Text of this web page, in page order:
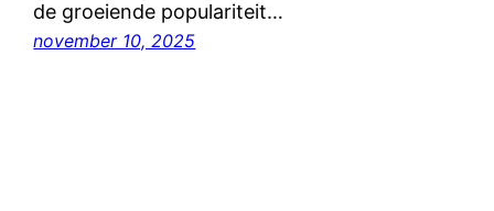
de groeiende populariteit…
november 10, 2025